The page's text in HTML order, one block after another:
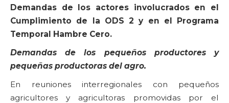
Demandas de los actores involucrados en el
Cumplimiento de la ODS 2 y en el Programa
Temporal Hambre Cero.
Demandas de los pequeños productores y
pequeñas productoras del agro.
En reuniones interregionales con pequeños
agricultores y agricultoras promovidas por el